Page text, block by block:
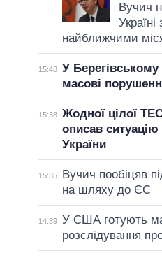
Вучич
найближчими
15:48 У
масові
15:38 Жодної цілої
описав ситуацію
України
15:35
Вучич пообіцяв
на шляху до ЄС
14:39 У США готують
розслідування